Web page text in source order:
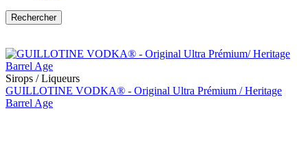
Sirops / Liqueurs
GUILLOTINE VODKA® - Original Ultra Prémium / Heritage
Barrel Age